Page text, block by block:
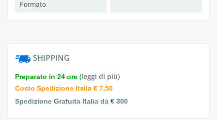
Formato
SHIPPING
Preparato in 24 ore (leggi di più)
Costo Spedizione Italia € 7,50
Spedizione Gratuita Italia da € 300